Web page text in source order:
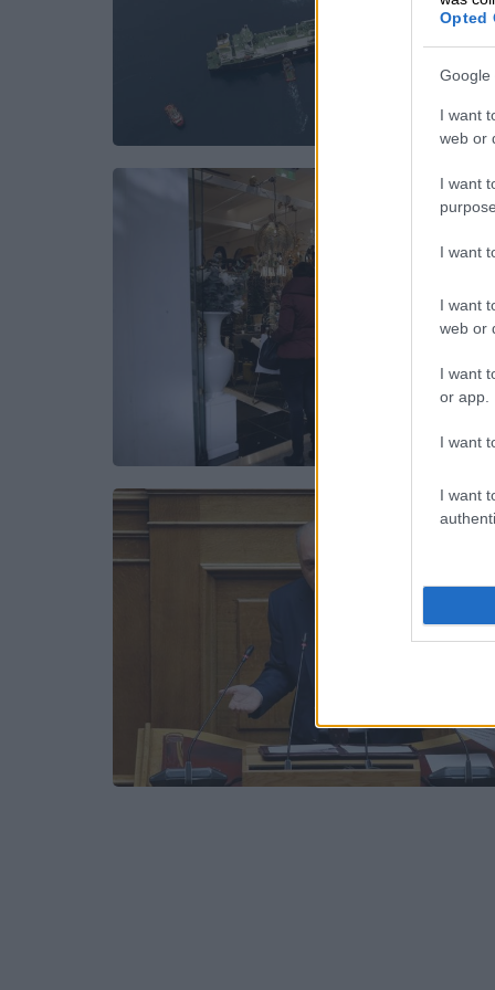
Opted
Google
I want
web or
I want
I want
I want
web or
I want
or app.
I want
I want